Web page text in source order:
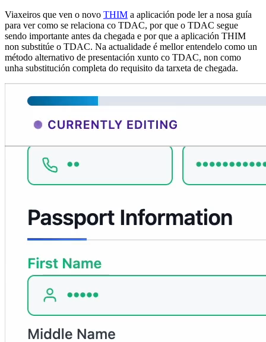
Viaxeiros que ven o novo THIM a aplicación pode ler a nosa guía
para ver como se relaciona co TDAC, por que o TDAC segue
sendo importante antes da chegada e por que a aplicación THIM
non substitúe o TDAC. Na actualidade é mellor entendelo como un
método alternativo de presentación xunto co TDAC, non como
unha substitución completa do requisito da tarxeta de chegada.